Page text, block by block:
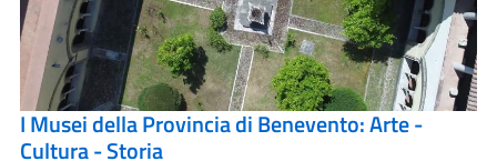
I Musei della Provincia di Benevento: Arte -
Cultura - Storia